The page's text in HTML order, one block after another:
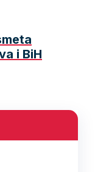
i BiH